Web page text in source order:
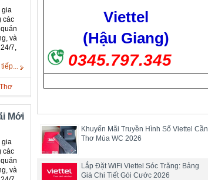
gia
các
và
7,
Mới
gia
các
và
Viettel
(Hậu Giang)
0345.797.345
Khuyến Mãi Truyền Hình Số Viettel Cần
Thơ Mùa WC 2026
Lắp Đặt WiFi Viettel Sóc Trăng: Bảng
Giá Chi Tiết Gói Cước 2026